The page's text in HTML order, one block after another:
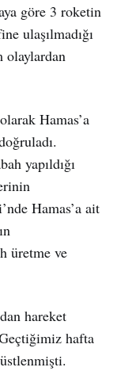
göre 3 roketin
ulaşılmadığı
olaylardan
Hamas’a
yapıldığı
Hamas’a ait
üretme ve
hareket
hafta